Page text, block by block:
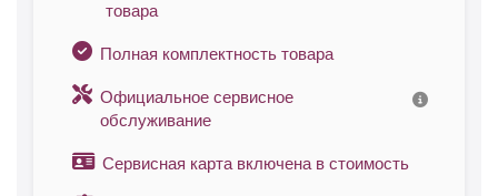
товара
Полная комплектность товара
Официальное сервисное
обслуживание
Сервисная карта включена в стоимость